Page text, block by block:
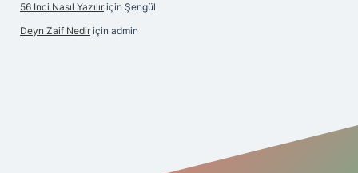
56 Inci Nasıl Yazılır için Şengül
Deyn Zaif Nedir için admin